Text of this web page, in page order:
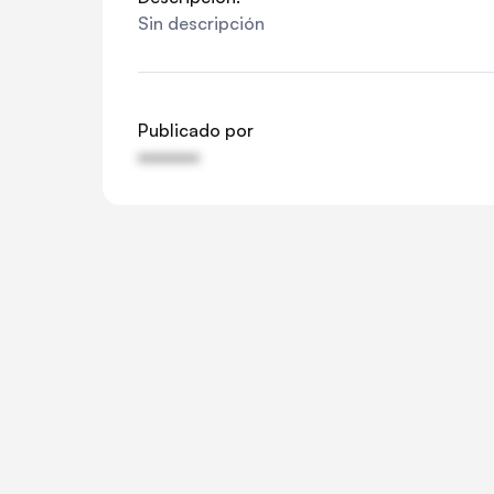
Sin descripción
Publicado por
••••••••